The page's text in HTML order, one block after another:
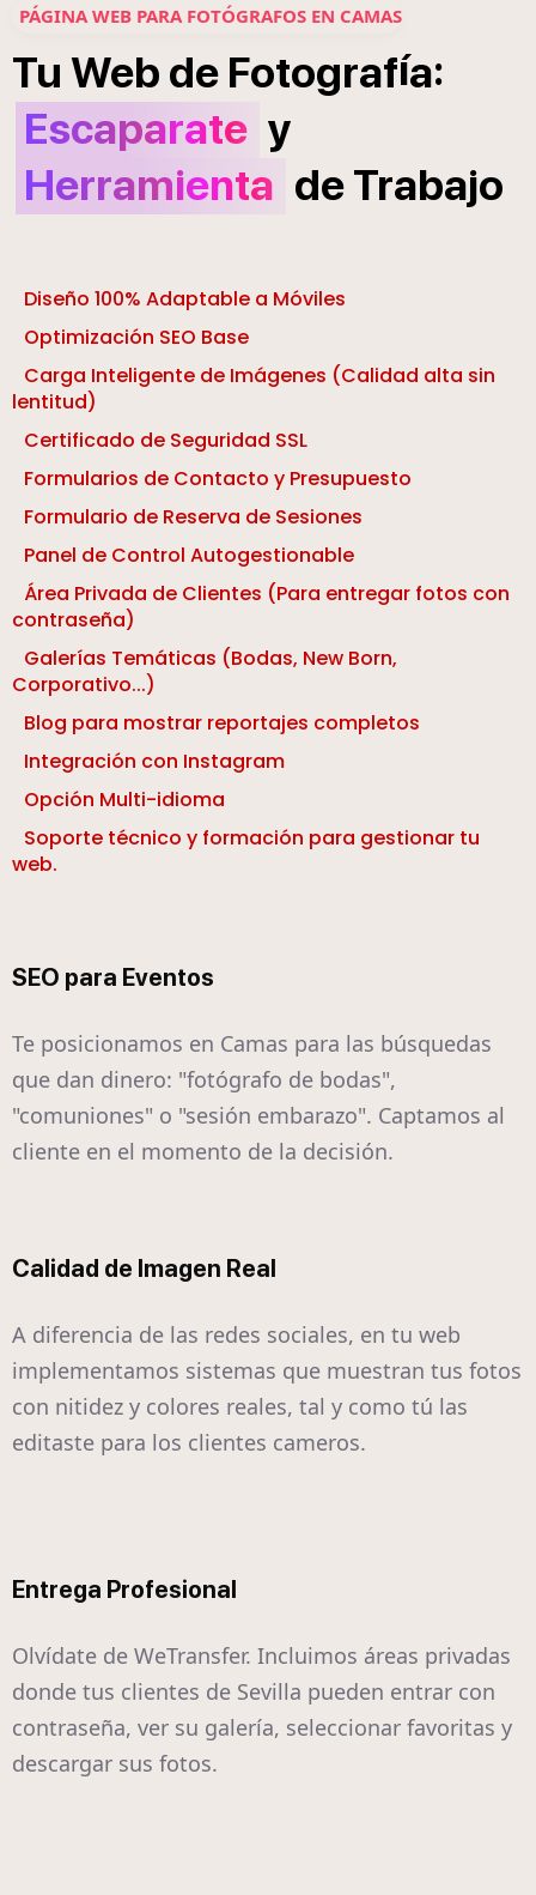
PÁGINA WEB PARA FOTÓGRAFOS EN CAMAS
Tu Web de Fotografía:
Escaparate y
Herramienta deTrabajo
Diseño 100% Adaptable a Móviles
Optimización SEO Base
Carga Inteligente de Imágenes (Calidad alta sin
lentitud)
Certificado de Seguridad SSL
Formularios de Contacto y Presupuesto
Formulario de Reserva de Sesiones
Panel de Control Autogestionable
Área Privada de Clientes (Para entregar fotos con
contraseña)
Galerías Temáticas (Bodas, New Born,
Corporativo...)
Blog para mostrar reportajes completos
Integración con Instagram
Opción Multi-idioma
Soporte técnico y formación para gestionar tu
web.
SEO para Eventos
Te posicionamos en Camas para las búsquedas
que dan dinero: "fotógrafo de bodas",
"comuniones" o "sesión embarazo". Captamos al
cliente en el momento de la decisión.
Calidad de Imagen Real
A diferencia de las redes sociales, en tu web
implementamos sistemas que muestran tus fotos
con nitidez y colores reales, tal y como tú las
editaste para los clientes cameros.
Entrega Profesional
Olvídate de WeTransfer. Incluimos áreas privadas
donde tus clientes de Sevilla pueden entrar con
contraseña, ver su galería, seleccionar favoritas y
descargar sus fotos.